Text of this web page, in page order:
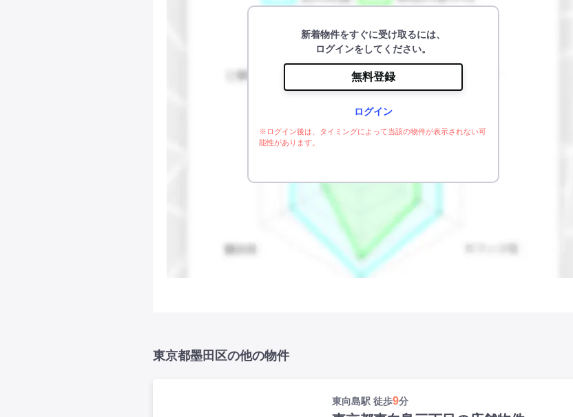
新着物件をすぐに受け取るには、
ログインをしてください。
無料登録
ログイン
※ログイン後は、タイミングによって当該の物件が表示されない可
能性があります。
東京都墨田区の他の物件
東向島駅 徒歩9分